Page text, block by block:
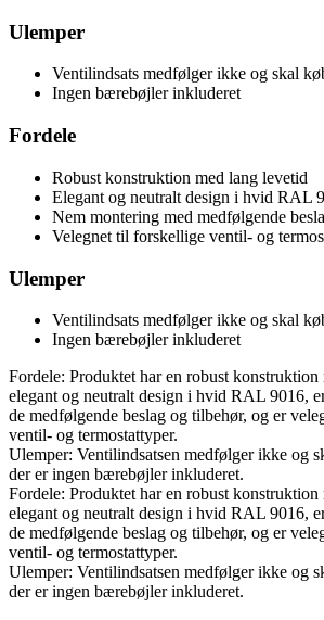
Ulemper
Ventilindsats medfølger ikke og skal
Ingen bærebøjler inkluderet
Fordele
Robust konstruktion med lang levetid
Elegant og neutralt design i hvid RAL
Nem montering med medfølgende
Velegnet til forskellige ventil- og
Ulemper
Ventilindsats medfølger ikke og skal
Ingen bærebøjler inkluderet
Fordele: Produktet har en robust
elegant og neutralt design i hvid RAL 9016,
de medfølgende beslag og tilbehør, og er
ventil- og termostattyper.
Ulemper: Ventilindsatsen medfølger ikke og
der er ingen bærebøjler inkluderet.
Fordele: Produktet har en robust
elegant og neutralt design i hvid RAL 9016,
de medfølgende beslag og tilbehør, og er
ventil- og termostattyper.
Ulemper: Ventilindsatsen medfølger ikke og
der er ingen bærebøjler inkluderet.